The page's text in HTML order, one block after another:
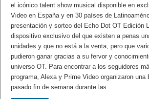
el icónico talent show musical disponible en
Video en España y en 30 países de
presentación y sorteo del Echo Dot OT Edición
dispositivo exclusivo del que existen a penas
unidades y que no está a la venta, pero que
pudieron ganar gracias a su fervor y
universo OT. Para encontrar a los seguidores
programa, Alexa y Prime Video organizaron una
pasado fin de semana durante las …